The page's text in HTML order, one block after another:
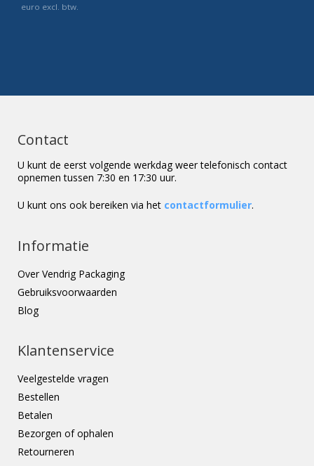
euro excl. btw.
Contact
U kunt de eerst volgende werkdag weer telefonisch contact
opnemen tussen 7:30 en 17:30 uur.
U kunt ons ook bereiken via het contactformulier.
Informatie
Over Vendrig Packaging
Gebruiksvoorwaarden
Blog
Klantenservice
Veelgestelde vragen
Bestellen
Betalen
Bezorgen of ophalen
Retourneren